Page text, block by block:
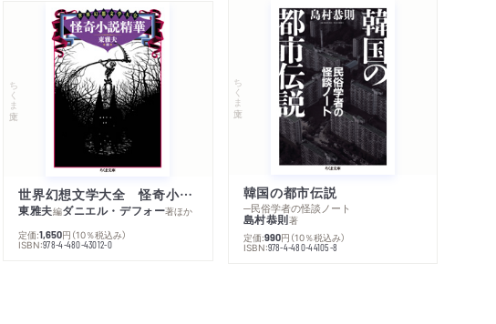
ちくま文庫
世界幻想文学大全 怪奇小説精華
東雅夫編ダニエル・デフォー著ほか
定価:1,650円 （10％税込み）
ISBN:978-4-480-43012-0
ちくま文庫
韓国の都市伝説
─民俗学者の怪談ノート
島村恭則著
定価:990円 （10％税込み）
ISBN:978-4-480-44105-8